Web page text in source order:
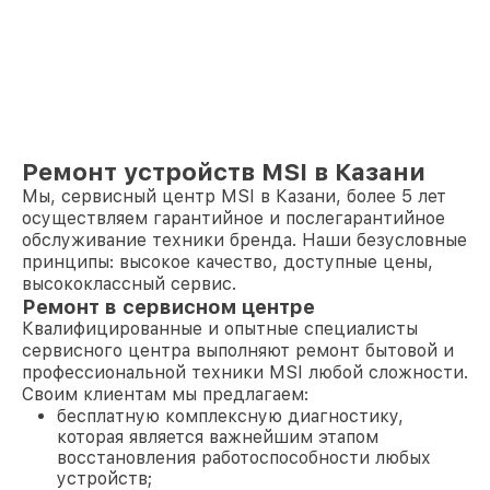
Ремонт устройств MSI в Казани
Мы, сервисный центр MSI в Казани, более 5 лет
осуществляем гарантийное и послегарантийное
обслуживание техники бренда. Наши безусловные
принципы: высокое качество, доступные цены,
высококлассный сервис.
Ремонт в сервисном центре
Квалифицированные и опытные специалисты
сервисного центра выполняют ремонт бытовой и
профессиональной техники MSI любой сложности.
Своим клиентам мы предлагаем:
бесплатную комплексную диагностику,
которая является важнейшим этапом
восстановления работоспособности любых
устройств;